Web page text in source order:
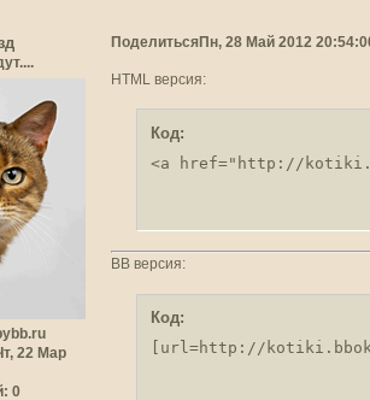
ПоделитьсяПн, 28 Май 2012
22 Мар
0
HTML версия:
Код:
<a href="http://
BB версия:
Код:
[url=http://